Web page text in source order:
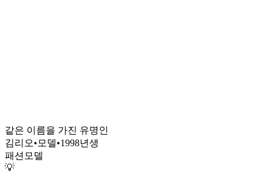
같은 이름을 가진 유명인
김리오• 모델•1998년생
패션모델
💡